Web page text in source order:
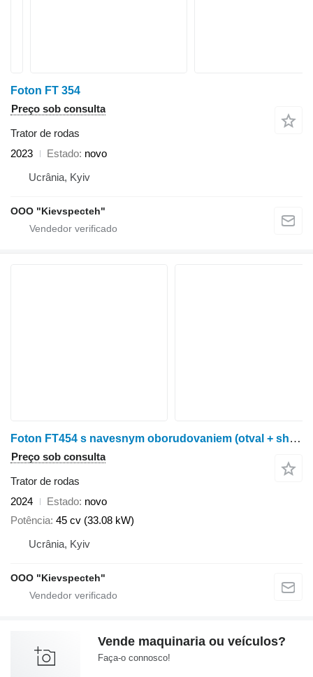
Foton FT 354
Preço sob consulta
Trator de rodas
2023
Estado novo
Ucrânia, Kyiv
OOO "Kievspecteh"
Foton FT454 s navesnym oborudovaniem (otval + shchetka)
Preço sob consulta
Trator de rodas
2024
Estado novo
Potência 45 cv (33.08 kW)
Ucrânia, Kyiv
OOO "Kievspecteh"
Vende maquinaria ou veículos?
Faça-o connosco!